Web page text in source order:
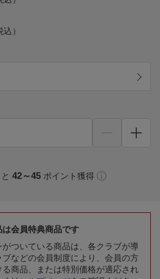
込）
42～45 ポイント獲得
は会員特典商品です
がついている商品は、各クラブが導
ブなどの会員制度により、会員の方
商品、または特別価格が適応され